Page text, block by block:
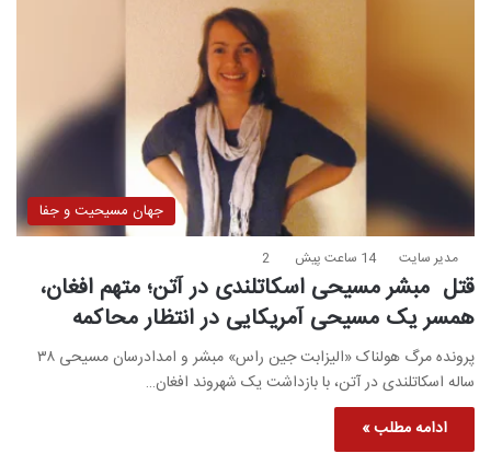
جهان مسیحیت و جفا
مدیر سایت 14 ساعت پیش 2
قتل مبشر مسیحی اسکاتلندی در آتن؛ متهم افغان،
همسر یک مسیحی آمریکایی در انتظار محاکمه
پرونده مرگ هولناک «الیزابت جین راس» مبشر و امدادرسان مسیحی ۳۸
ساله اسکاتلندی در آتن، با بازداشت یک شهروند افغان…
ادامه مطلب »